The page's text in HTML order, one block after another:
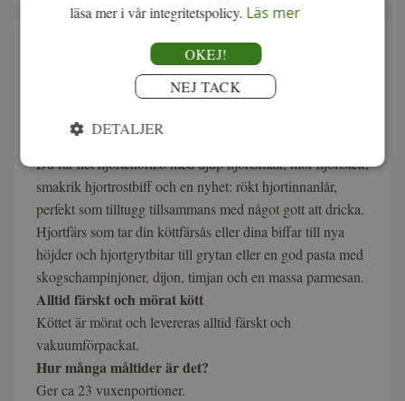
Beskrivning
Smakrikt svenskt hjortkött
Vi packar ned hjortdetaljer till dig som älskar – eller vill
prova – hur svenskt hjortkött smakar.
Du får het hjortchorizo med djup hjortsmak, mör hjortstek,
smakrik hjortrostbiff och en nyhet: rökt hjortinnanlår,
perfekt som tilltugg tillsammans med något gott att dricka.
Hjortfärs som tar din köttfärsås eller dina biffar till nya
höjder och hjortgrytbitar till grytan eller en god pasta med
skogschampinjoner, dijon, timjan och en massa parmesan.
Alltid färskt och mörat kött
Köttet är mörat och levereras alltid färskt och
vakuumförpackat.
Hur många måltider är det?
Ger ca 23 vuxenportioner.
läsa mer i vår integritetspolicy. Läs mer
OKEJ!
NEJ TACK
DETALJER